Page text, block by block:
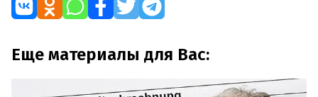
Еще материалы для Вас: